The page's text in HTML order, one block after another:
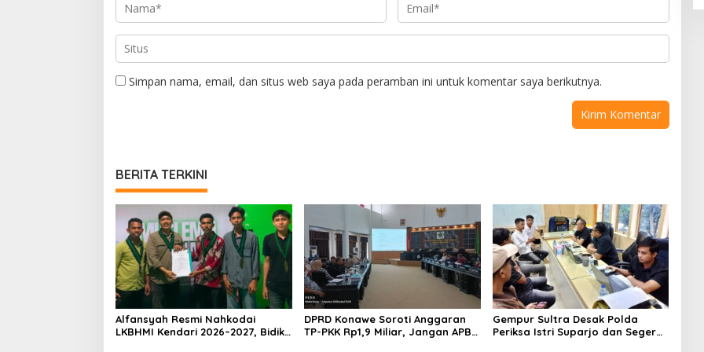
Simpan nama, email, dan situs web saya pada peramban ini untuk komentar saya berikutnya.
BERITA TERKINI
Alfansyah Resmi Nahkodai
LKBHMI Kendari 2026–2027, Bidik
DPRD Konawe Soroti Anggaran
TP-PKK Rp1,9 Miliar, Jangan APBD
Gempur Sultra Desak Polda
Periksa Istri Suparjo dan Segera